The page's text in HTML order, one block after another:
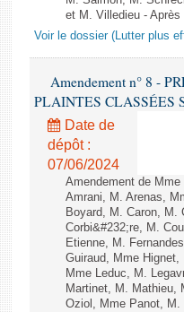
Questions écrites et
Comptes rendus des
et M. Villedieu - Après
Voir le dossier (Lutter plus
Amendement n° 8 -
PLAINTES CLASSÉES
Date de
dépôt :
07/06/2024
Amendement de
Amrani, M. Arenas,
Boyard, M. Caron, M.
Corbi&#232;re, M.
Etienne, M.
Guiraud, Mme
Mme Leduc, M.
Martinet, M. Mathieu,
Oziol, Mme Panot,